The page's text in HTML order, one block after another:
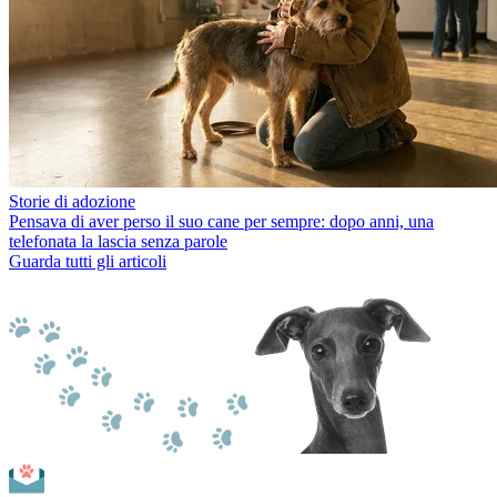
Storie di adozione
Pensava di aver perso il suo cane per sempre: dopo anni, una
telefonata la lascia senza parole
Guarda tutti gli articoli